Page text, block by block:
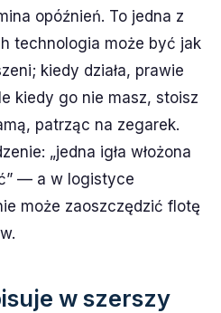
opóźnień. To jedna z
technologia może być jak
kiedy działa, prawie
kiedy go nie masz, stoisz
patrząc na zegarek.
„jedna igła włożona
— a w logistyce
może zaoszczędzić flotę
w szerszy